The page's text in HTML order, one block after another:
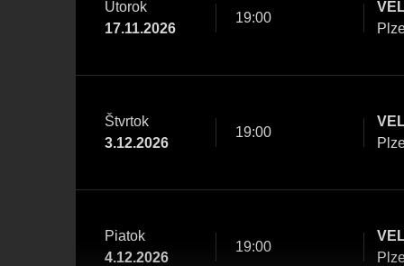
Utorok
17.11.2026
19:00
Štvrtok
3.12.2026
19:00
Piatok
4.12.2026
19:00